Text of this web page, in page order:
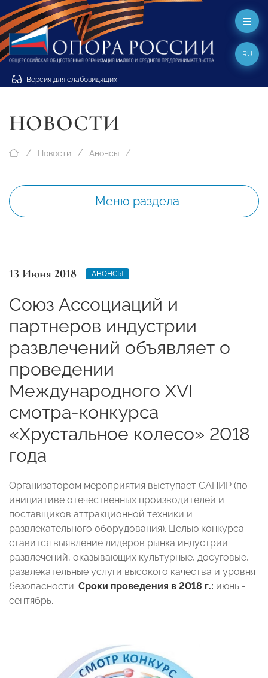
Версия для слабовидящих
RU
НОВОСТИ
Новости Анонсы
Меню раздела
13 Июня 2018 АНОНСЫ
Союз Ассоциаций и
партнеров индустрии
развлечений объявляет о
проведении
Международного XVI
смотра-конкурса
«Хрустальное колесо» 2018
года
Организатором мероприятия выступает САПИР (по
инициативе отечественных производителей и
поставщиков аттракционной техники и
развлекательного оборудования). Целью конкурса
ставится выявление лидеров рынка индустрии
развлечений, оказывающих культурные, досуговые,
развлекательные услуги высокого качества и уровня
безопасности. Сроки проведения в 2018 г.: июнь -
сентябрь.